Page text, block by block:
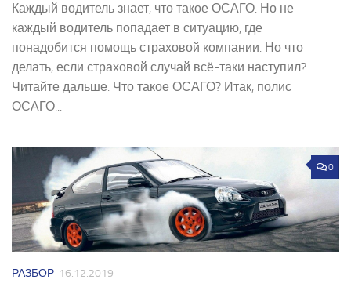
Каждый водитель знает, что такое ОСАГО. Но не
каждый водитель попадает в ситуацию, где
понадобится помощь страховой компании. Но что
делать, если страховой случай всё-таки наступил?
Читайте дальше. Что такое ОСАГО? Итак, полис
ОСАГО...
0
РАЗБОР 16.12.2019